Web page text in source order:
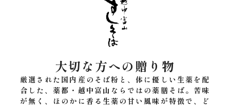
大切な方への贈り物
厳選された国内産のそば粉と、体に優しい生薬を配
合した、薬都・越中富山ならではの薬膳そば。苦味
が無く、ほのかに香る生薬の甘い風味が特徴で、ど